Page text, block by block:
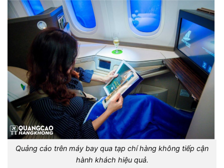
Quảng cáo trên máy bay qua tạp chí hàng không tiếp cận
hành khách hiệu quả.